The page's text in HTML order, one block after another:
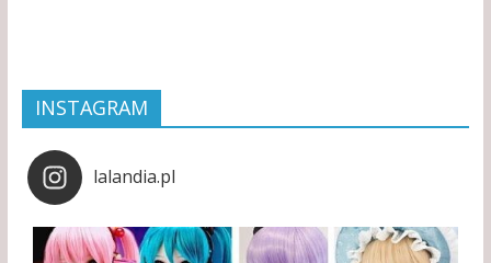
INSTAGRAM
lalandia.pl